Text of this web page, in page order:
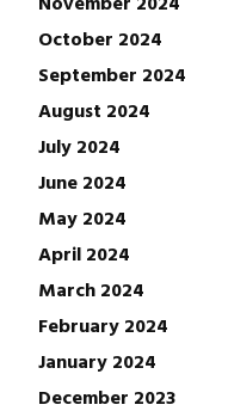
October 2024
September 2024
August 2024
July 2024
June 2024
May 2024
April 2024
March 2024
February 2024
January 2024
December 2023